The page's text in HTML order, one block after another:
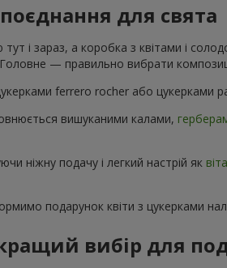
для свята
і зараз, а коробка з квітами і
— правильно вибрати
ferrero rocher або цукерками
вишуканими калами,
ніжну подачу і легкий настрій як
подарунок квіти з цукерками
вибір для